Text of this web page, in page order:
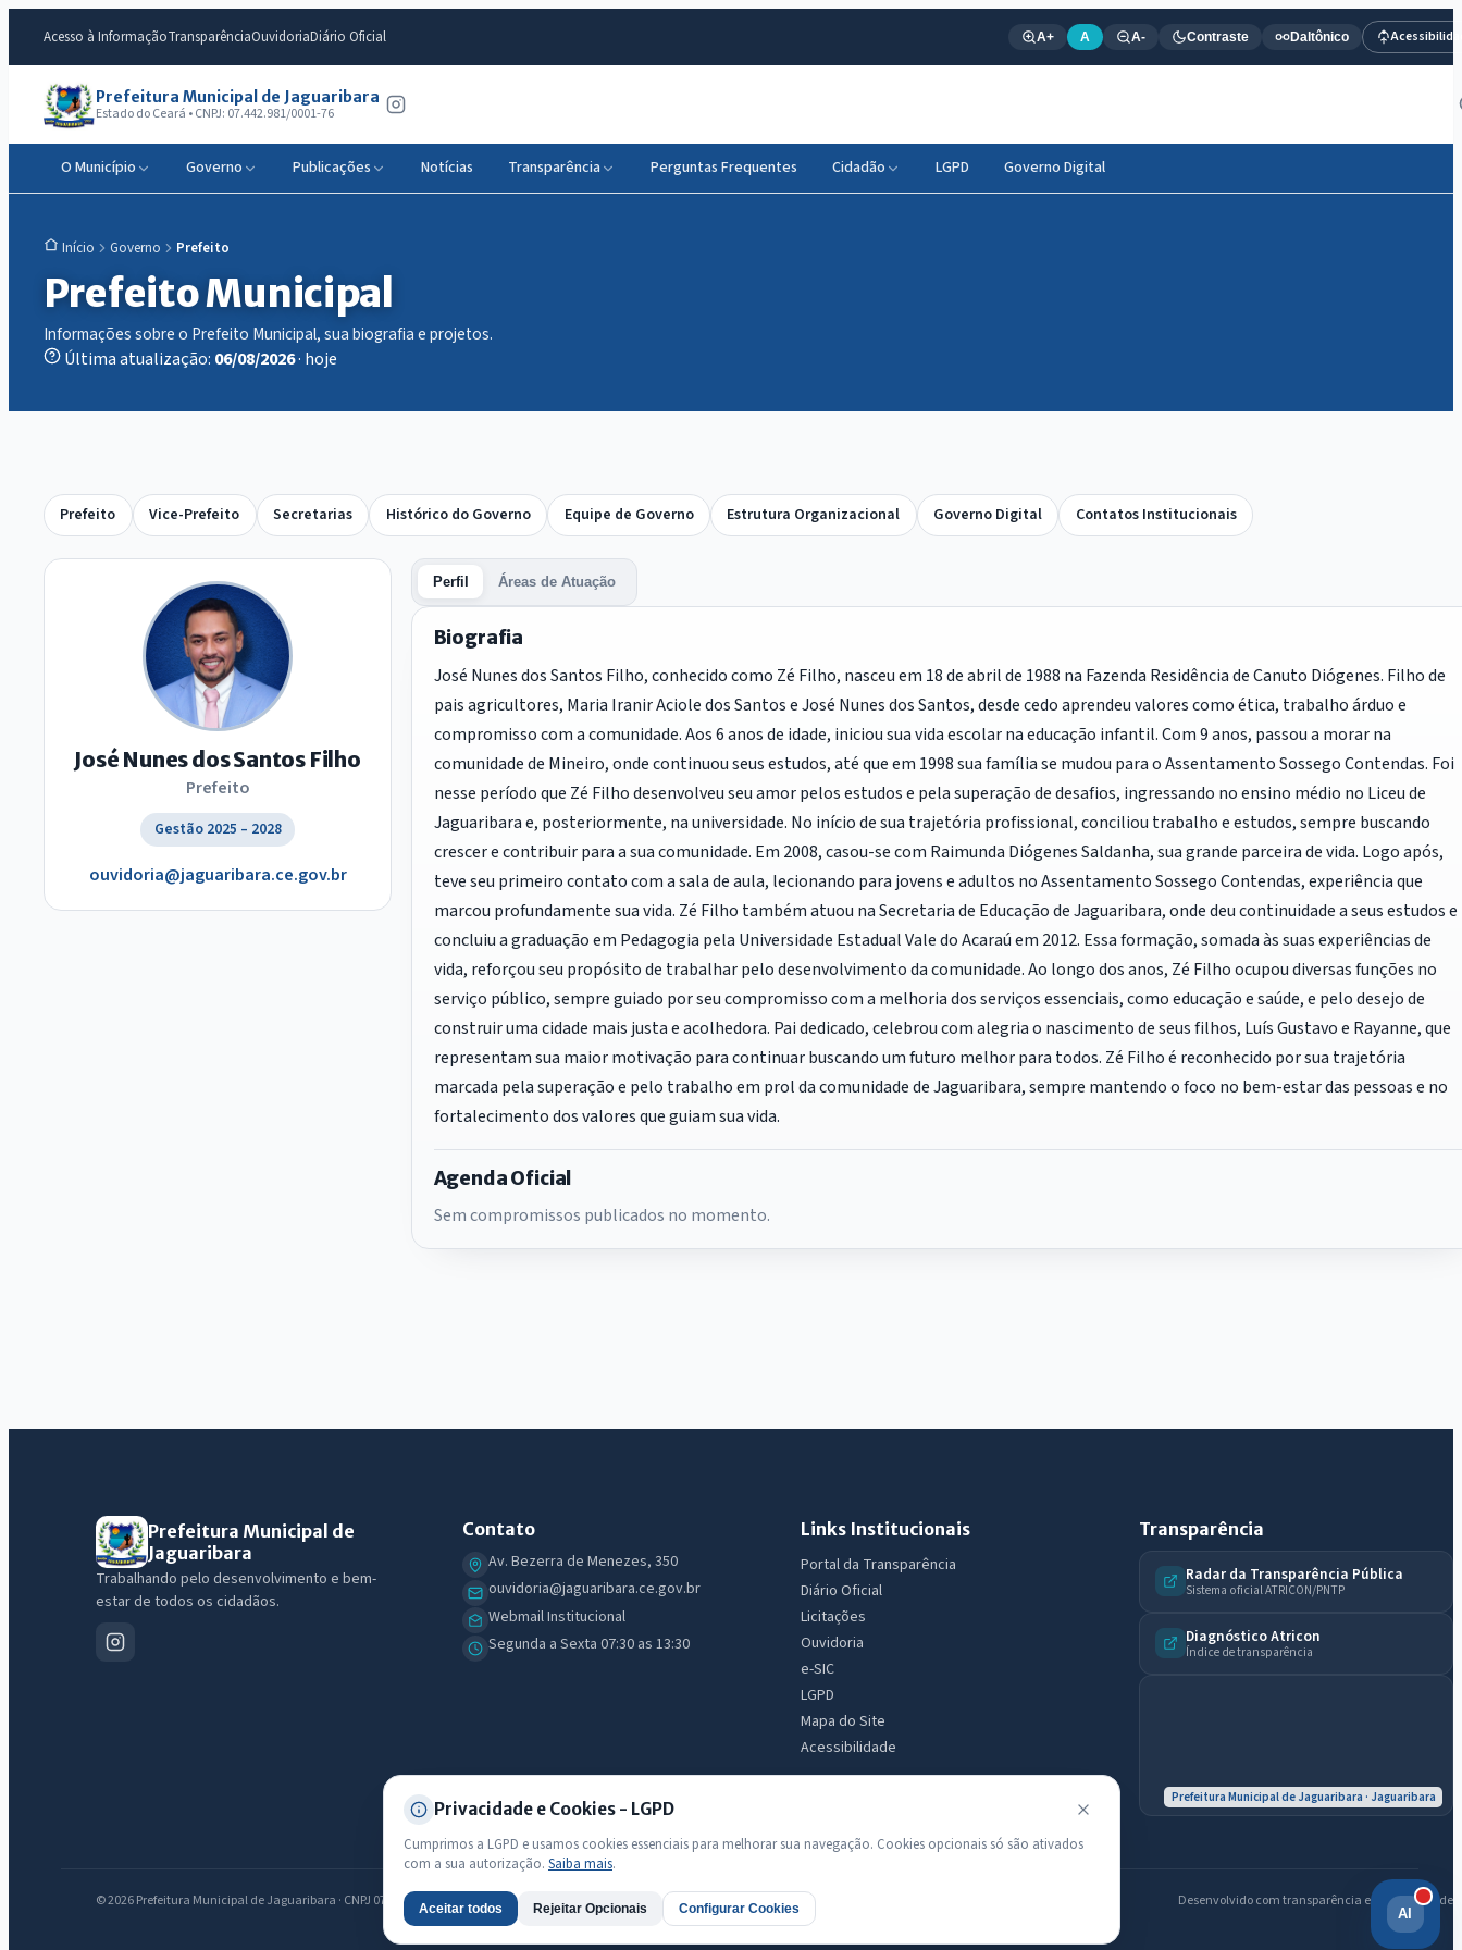
Acesso à InformaçãoTransparênciaOuvidoriaDiário Oficial A+ A A- Contraste Daltônico
Prefeitura Municipal de Jaguaribara
Estado do Ceará • CNPJ: 07.442.981/0001-76
O Município Governo Publicações Notícias Transparência Perguntas Frequentes Cidadão LGPD Governo Digital
Início Governo Prefeito
Prefeito Municipal
Informações sobre o Prefeito Municipal, sua biografia e projetos.
Última atualização: 06/08/2026· hoje
Prefeito Vice-Prefeito Secretarias Histórico do Governo Equipe de Governo Estrutura Organizacional Governo Digital Contatos Institucionais
José Nunes dos Santos Filho
Prefeito
Gestão 2025 – 2028
ouvidoria@jaguaribara.ce.gov.br
Perfil Áreas de Atuação
Biografia
José Nunes dos Santos Filho, conhecido como Zé Filho, nasceu em 18 de abril de 1988 na Fazenda Residência de Canuto Diógenes. Filho de
pais agricultores, Maria Iranir Aciole dos Santos e José Nunes dos Santos, desde cedo aprendeu valores como ética, trabalho árduo e
compromisso com a comunidade. Aos 6 anos de idade, iniciou sua vida escolar na educação infantil. Com 9 anos, passou a morar na
comunidade de Mineiro, onde continuou seus estudos, até que em 1998 sua família se mudou para o Assentamento Sossego Contendas. Foi
nesse período que Zé Filho desenvolveu seu amor pelos estudos e pela superação de desafios, ingressando no ensino médio no Liceu de
Jaguaribara e, posteriormente, na universidade. No início de sua trajetória profissional, conciliou trabalho e estudos, sempre buscando
crescer e contribuir para a sua comunidade. Em 2008, casou-se com Raimunda Diógenes Saldanha, sua grande parceira de vida. Logo após,
teve seu primeiro contato com a sala de aula, lecionando para jovens e adultos no Assentamento Sossego Contendas, experiência que
marcou profundamente sua vida. Zé Filho também atuou na Secretaria de Educação de Jaguaribara, onde deu continuidade a seus estudos e
concluiu a graduação em Pedagogia pela Universidade Estadual Vale do Acaraú em 2012. Essa formação, somada às suas experiências de
vida, reforçou seu propósito de trabalhar pelo desenvolvimento da comunidade. Ao longo dos anos, Zé Filho ocupou diversas funções no
serviço público, sempre guiado por seu compromisso com a melhoria dos serviços essenciais, como educação e saúde, e pelo desejo de
construir uma cidade mais justa e acolhedora. Pai dedicado, celebrou com alegria o nascimento de seus filhos, Luís Gustavo e Rayanne, que
representam sua maior motivação para continuar buscando um futuro melhor para todos. Zé Filho é reconhecido por sua trajetória
marcada pela superação e pelo trabalho em prol da comunidade de Jaguaribara, sempre mantendo o foco no bem-estar das pessoas e no
fortalecimento dos valores que guiam sua vida.
Agenda Oficial
Sem compromissos publicados no momento.
Prefeitura Municipal de
Jaguaribara
Trabalhando pelo desenvolvimento e bem-
estar de todos os cidadãos.
Contato
Av. Bezerra de Menezes, 350
ouvidoria@jaguaribara.ce.gov.br
Webmail Institucional
Segunda a Sexta 07:30 as 13:30
Links Institucionais
Portal da Transparência
Diário Oficial
Licitações
Ouvidoria
e-SIC
LGPD
Mapa do Site
Acessibilidade
Transparência
Radar da Transparência Pública
Sistema oficial ATRICON/PNTP
Diagnóstico Atricon
Índice de transparência
Prefeitura Municipal de Jaguaribara · Jaguaribara
© 2026 Prefeitura Municipal de Jaguaribara · CNPJ 07.442.981/0001-76 — Todos os direitos reservados Desenvolvido com transparência e acessibilidade
Privacidade e Cookies - LGPD
Cumprimos a LGPD e usamos cookies essenciais para melhorar sua navegação. Cookies opcionais só são ativados
com a sua autorização. Saiba mais.
Aceitar todos Rejeitar Opcionais Configurar Cookies AI
IntGest AI
Licitações abertas Carta de serviços